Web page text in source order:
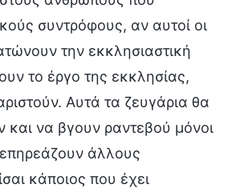
συντρόφους, αν αυτοί οι
την εκκλησιαστική
το έργο της εκκλησίας,
Αυτά τα ζευγάρια θα
και να βγουν ραντεβού μόνοι
άλλους
κάποιος που έχει